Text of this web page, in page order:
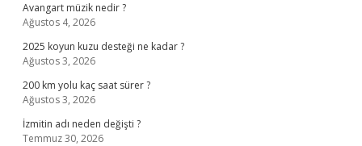
Avangart müzik nedir ?
Ağustos 4, 2026
2025 koyun kuzu desteği ne kadar ?
Ağustos 3, 2026
200 km yolu kaç saat sürer ?
Ağustos 3, 2026
İzmitin adı neden değişti ?
Temmuz 30, 2026